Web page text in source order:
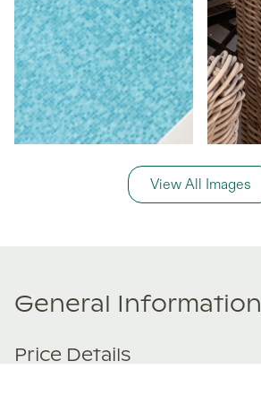
View All Images
General Information
Price Details